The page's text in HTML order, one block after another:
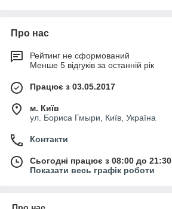
Про нас
Рейтинг не сформований
Менше 5 відгуків за останній рік
Працює з 03.05.2017
м. Київ
ул. Бориса Гмыри, Київ, Україна
Контакти
Сьогодні працює з 08:00 до 21:30
Показати весь графік роботи
Про нас